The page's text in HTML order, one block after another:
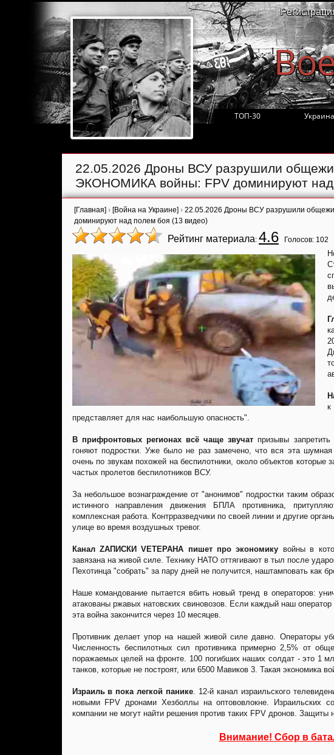
ТОП-30 Украина
22.05.2026 Дроны ВСУ разрушили
ЭКОНОМИКА войны: FPV доминируют над
[Главная] › [Война на Украине] › 22.05.2026 Дроны ВСУ разрушили
доминируют над полем боя (13 видео)
Рейтинг материала: 4.6 Голосов: 102
представляет для нас наибольшую опасность".
В прифронтовых регионах всё чаще звучат призывы
гоняют подростки. Уже было не раз замечено, что вся эта
очень по звукам похожей на беспилотники, около объектов
частых пролетов беспилотников ВСУ.
За небольшое вознаграждение от "анонимов" подростки таким
истинного направления движения БПЛА противника,
комплексная работа. Контрразведчики по своей линии и другие
улице во время воздушных тревог.
Канал ZАПИСКИ VЕТЕРАНА пишет про экономику войны в
завязана на живой силе. Технику НАТО оттягивают в тыл после
Пехотинца "собрать" за пару дней не получится, наштамповать как
Наше командование пытается вбить новый тренд в операторов:
атакованы ржавых натовских свиновозов. Если каждый наш
эта война закончится через 10 месяцев.
Противник делает упор на нашей живой силе давно. Операторы
Численность беспилотных сил противника примерно 2,5% от
поражаемых целей на фронте. 100 погибших наших солдат - это 1
танков, которые не построят, или 6500 Мавиков 3. Такая экономика
Израиль в пока легкой панике. 12-й канал израильского
новыми FPV дронами Хезболлы на оптововлокне. Израильских
компании не могут найти решения против таких FPV дронов. Защиты
Внимание! Сбор в